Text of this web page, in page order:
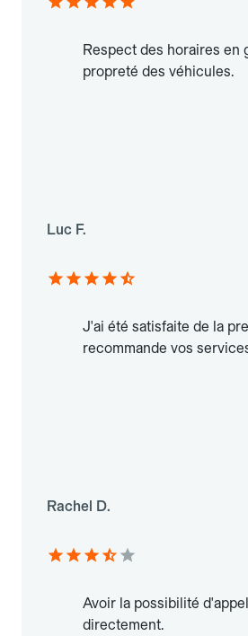
Respect des horaires en
propreté des véhicules.
Luc F.
J'ai été satisfaite de la
recommande vos
Rachel D.
Avoir la possibilité
directement.